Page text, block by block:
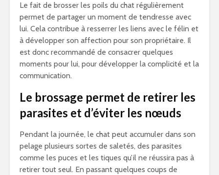
Le fait de brosser les poils du chat régulièrement
permet de partager un moment de tendresse avec
lui. Cela contribue à resserrer les liens avec le félin et
à développer son affection pour son propriétaire. Il
est donc recommandé de consacrer quelques
moments pour lui, pour développer la complicité et la
communication.
Le brossage permet de retirer les
parasites et d’éviter les nœuds
Pendant la journée, le chat peut accumuler dans son
pelage plusieurs sortes de saletés, des parasites
comme les puces et les tiques qu’il ne réussira pas à
retirer tout seul. En passant quelques coups de